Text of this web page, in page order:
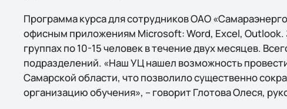
Программа курса для сотрудников ОАО
офисным приложениям Microsoft: Word, Excel, Outlook.
группах по 10-15 человек в течение двух месяцев.
подразделений. «Наш УЦ нашел возможность
Самарской области, что позволило существенно
организацию обучения», – говорит Глотова Олеся,